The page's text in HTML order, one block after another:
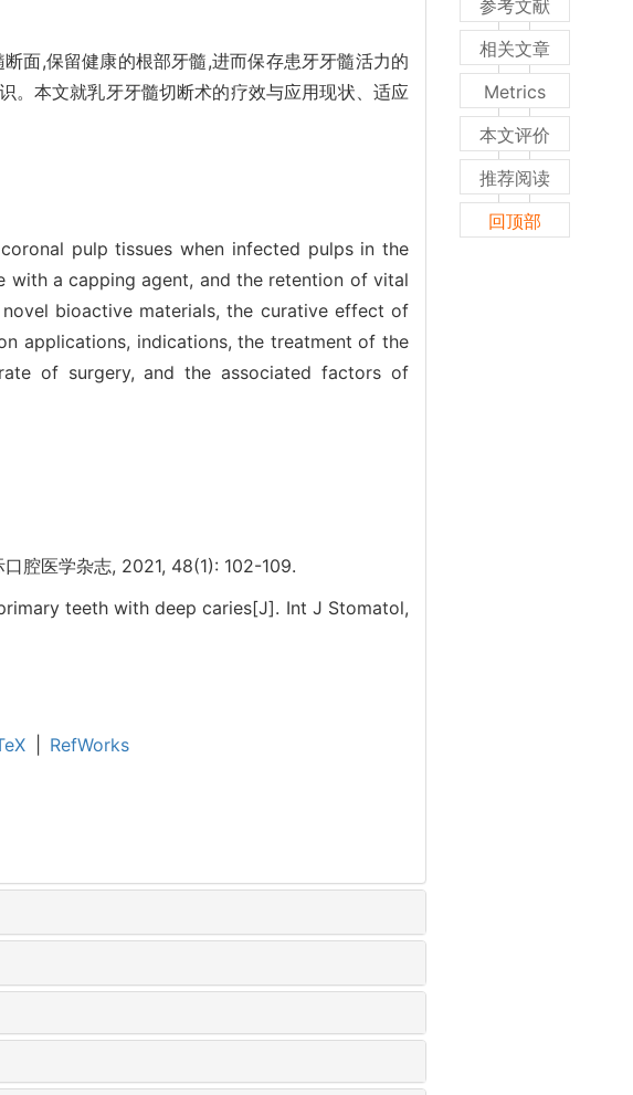
面,保留健康的根部牙髓,进而保存患牙牙髓活力的
。本文就乳牙牙髓切断术的疗效与应用现状、适应
pulp tissues when infected pulps in the
a capping agent, and the retention of vital
bioactive materials, the curative effect of
applications, indications, the treatment of the
of surgery, and the associated factors of
腔医学杂志, 2021, 48(1): 102-109.
teeth with deep caries[J]. Int J Stomatol,
RefWorks
参考文献
相关文章
Metrics
本文评价
推荐阅读
回顶部